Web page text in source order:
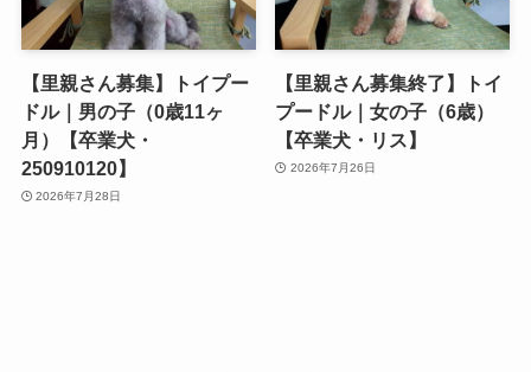
【里親さん募集】トイプー
ドル｜男の子（0歳11ヶ
月）【卒業犬・
250910120】
2026年7月28日
【里親さん募集終了】トイ
プードル｜女の子（6歳）
【卒業犬・リス】
2026年7月26日